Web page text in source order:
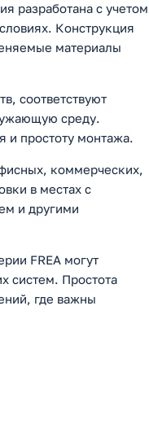
разработана с учетом
Конструкция
материалы
соответствуют
среду.
и простоту монтажа.
коммерческих,
в местах с
и другими
FREA могут
систем. Простота
где важны